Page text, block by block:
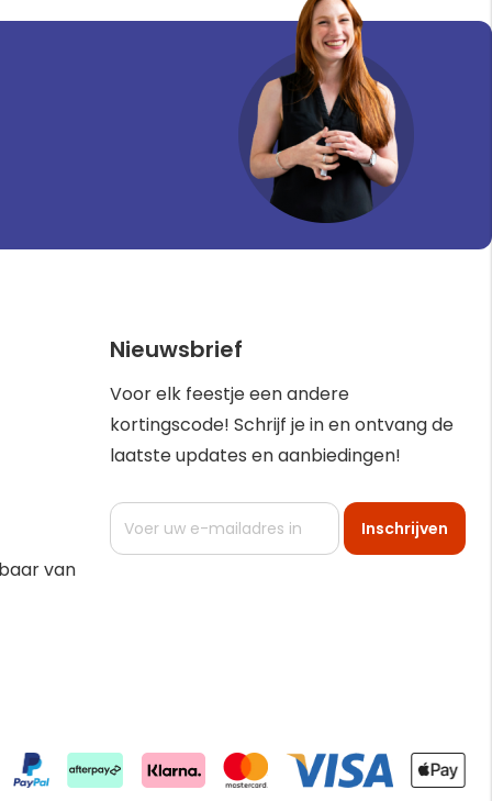
van
Nieuwsbrief
Voor elk feestje een andere
kortingscode! Schrijf je in en ontvang de
laatste updates en aanbiedingen!
Abonneer
op
Inschrijven